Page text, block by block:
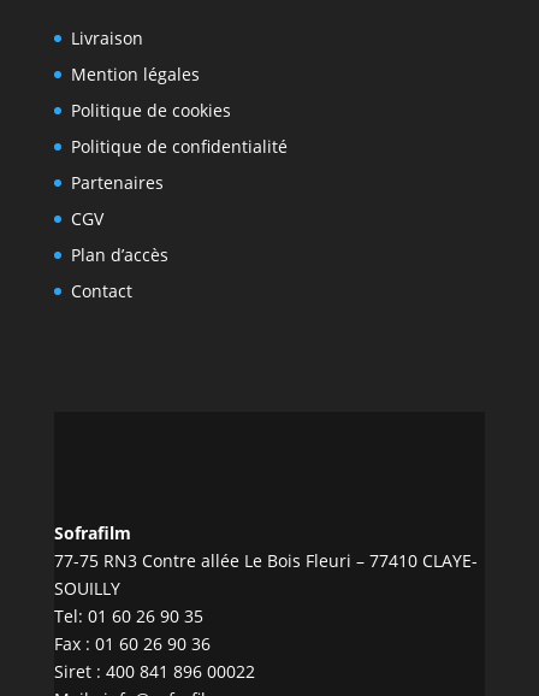
Livraison
Mention légales
Politique de cookies
Politique de confidentialité
Partenaires
CGV
Plan d’accès
Contact
Sofrafilm
77-75 RN3 Contre allée Le Bois Fleuri – 77410 CLAYE-
SOUILLY
Tel: 01 60 26 90 35
Fax : 01 60 26 90 36
Siret : 400 841 896 00022